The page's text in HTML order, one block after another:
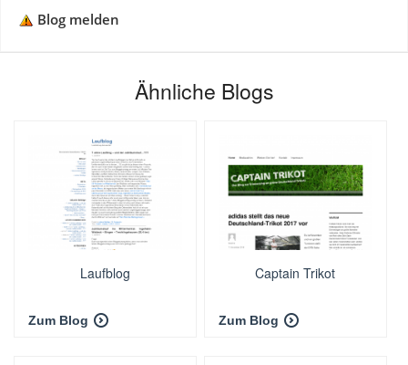
Blog melden
Ähnliche Blogs
Laufblog
Zum Blog
Captain Trikot
Zum Blog